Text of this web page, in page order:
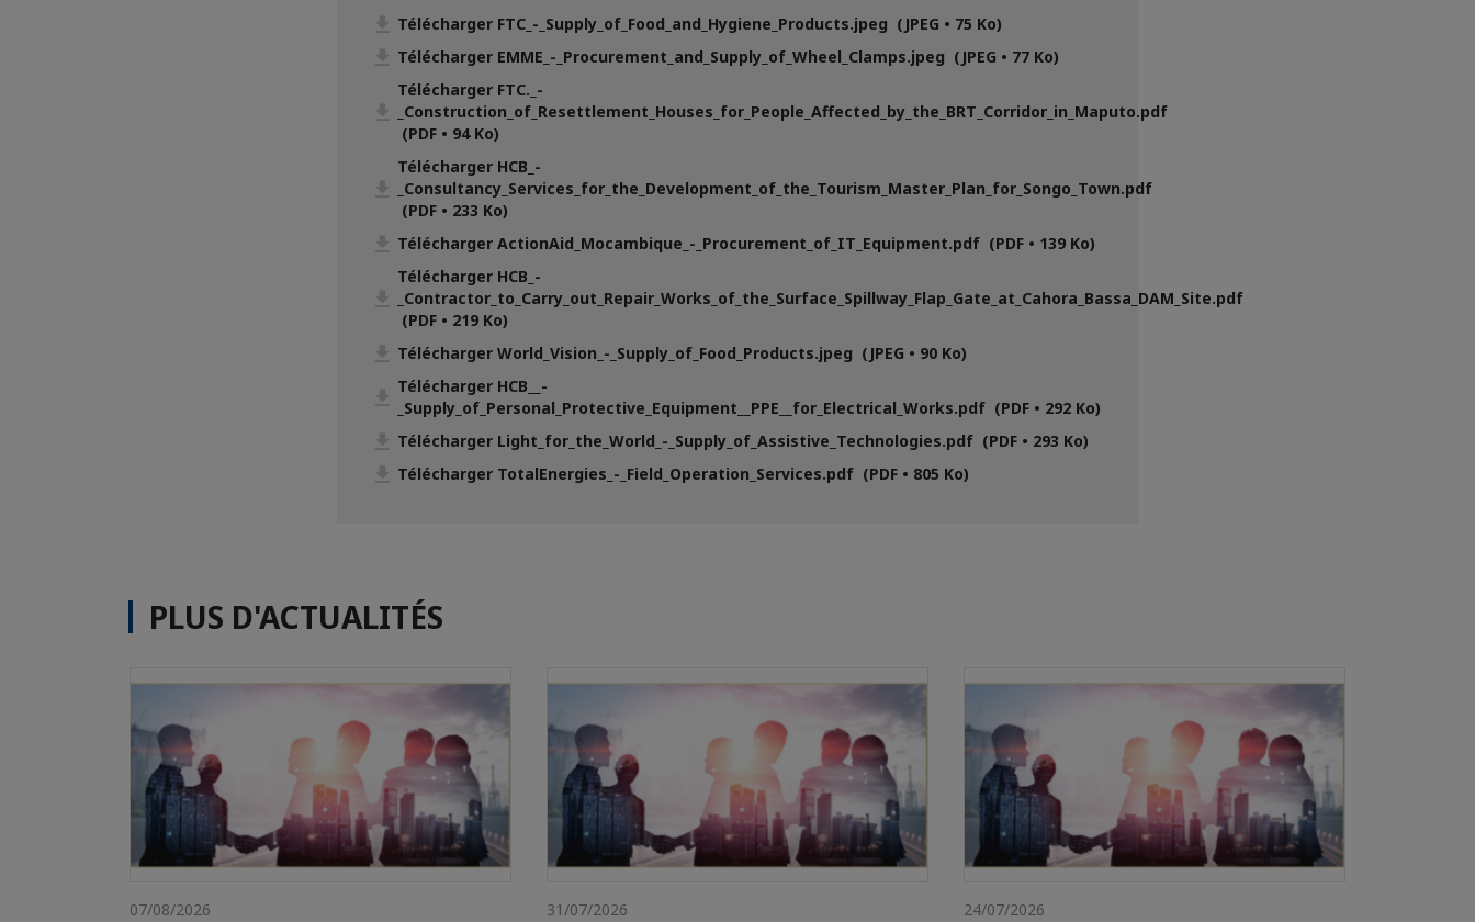
Télécharger FTC_-_Supply_of_Food_and_Hygiene_Products.jpeg (JPEG • 75 Ko)
Télécharger EMME_-_Procurement_and_Supply_of_Wheel_Clamps.jpeg (JPEG • 77 Ko)
Télécharger FTC._-
_Construction_of_Resettlement_Houses_for_People_Affected_by_the_BRT_Corridor_in_Maputo.pdf
(PDF • 94 Ko)
Télécharger HCB_-
_Consultancy_Services_for_the_Development_of_the_Tourism_Master_Plan_for_Songo_Town.pdf
(PDF • 233 Ko)
Télécharger ActionAid_Mocambique_-_Procurement_of_IT_Equipment.pdf (PDF • 139 Ko)
Télécharger HCB_-
_Contractor_to_Carry_out_Repair_Works_of_the_Surface_Spillway_Flap_Gate_at_Cahora_Bassa_DAM_Site.pdf
(PDF • 219 Ko)
Télécharger World_Vision_-_Supply_of_Food_Products.jpeg (JPEG • 90 Ko)
Télécharger HCB__-
_Supply_of_Personal_Protective_Equipment__PPE__for_Electrical_Works.pdf (PDF • 292 Ko)
Télécharger Light_for_the_World_-_Supply_of_Assistive_Technologies.pdf (PDF • 293 Ko)
Télécharger TotalEnergies_-_Field_Operation_Services.pdf (PDF • 805 Ko)
PLUS D'ACTUALITÉS
07/08/2026 31/07/2026 24/07/2026